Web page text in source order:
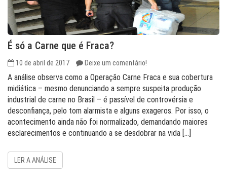
É só a Carne que é Fraca?
10 de abril de 2017 Deixe um comentário!
A análise observa como a Operação Carne Fraca e sua cobertura
midiática – mesmo denunciando a sempre suspeita produção
industrial de carne no Brasil – é passível de controvérsia e
desconfiança, pelo tom alarmista e alguns exageros. Por isso, o
acontecimento ainda não foi normalizado, demandando maiores
esclarecimentos e continuando a se desdobrar na vida […]
LER A ANÁLISE